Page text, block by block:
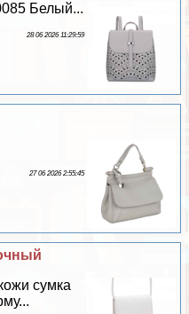
Белый...
28 06 2026 11:29:59
27 06 2026 2:55:45
сумка